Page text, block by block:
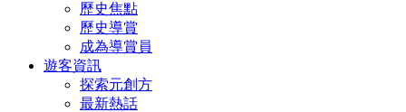
歷史焦點
歷史導賞
成為導賞員
遊客資訊
探索元創方
最新熱話